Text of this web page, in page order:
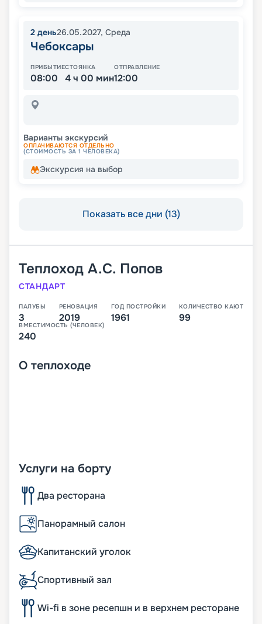
2 день26.05.2027, Среда
Чебоксары
ПРИБЫТИЕ
08:00
СТОЯНКА
4 ч 00 мин
ОТПРАВЛЕНИЕ
12:00
Варианты экскурсий
ОПЛАЧИВАЮТСЯ ОТДЕЛЬНО
(СТОИМОСТЬ ЗА 1 ЧЕЛОВЕКА)
Экскурсия на выбор
Показать все дни (13)
Теплоход А.С. Попов
СТАНДАРТ
ПАЛУБЫ
3
РЕНОВАЦИЯ
2019
ГОД ПОСТРОЙКИ
1961
КОЛИЧЕСТВО КАЮТ
99
ВМЕСТИМОСТЬ (ЧЕЛОВЕК)
240
О теплоходе
Услуги на борту
Два ресторана
Панорамный салон
Капитанский уголок
Спортивный зал
Wi-fi в зоне ресепшн и в верхнем ресторане